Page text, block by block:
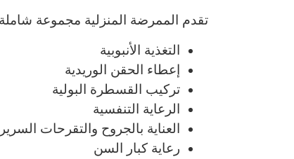
تقدم الممرضة المنزلية مجموعة
التغذية الأنبوبية
إعطاء الحقن الوريدية
تركيب القسطرة البولية
الرعاية التنفسية
العناية بالجروح والتقرحات
رعاية كبار السن